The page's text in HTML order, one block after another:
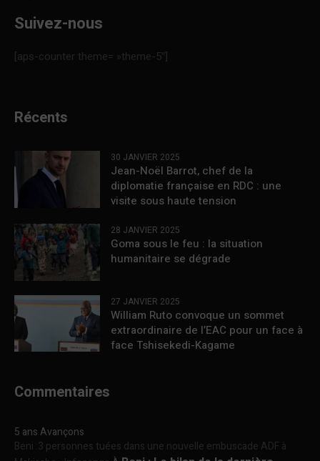
Suivez-nous
[aps-counter theme= »theme-5″]
Récents
30 JANVIER 2025
Jean-Noël Barrot, chef de la
diplomatie française en RDC : une
visite sous haute tension
28 JANVIER 2025
Goma sous le feu : la situation
humanitaire se dégrade
27 JANVIER 2025
William Ruto convoque un sommet
extraordinaire de l’EAC pour un face à
face Tshisekedi-Kagame
Commentaires
5 ans Avançons
Beni :3 personnes tuées dans une nouvelle embuscade ADF à